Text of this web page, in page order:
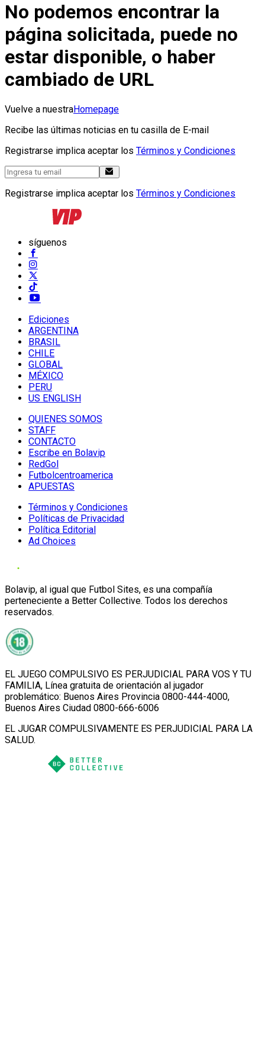
No podemos encontrar la
página solicitada, puede no
estar disponible, o haber
cambiado de URL
Vuelve a nuestraHomepage
Recibe las últimas noticias en tu casilla de E-mail
Registrarse implica aceptar los Términos y Condiciones
Registrarse implica aceptar los Términos y Condiciones
síguenos
Ediciones
ARGENTINA
BRASIL
CHILE
GLOBAL
MÉXICO
PERU
US ENGLISH
QUIENES SOMOS
STAFF
CONTACTO
Escribe en Bolavip
RedGol
Futbolcentroamerica
APUESTAS
Términos y Condiciones
Políticas de Privacidad
Política Editorial
Ad Choices
Bolavip, al igual que Futbol Sites, es una compañía
perteneciente a Better Collective. Todos los derechos
reservados.
EL JUEGO COMPULSIVO ES PERJUDICIAL PARA VOS Y TU
FAMILIA, Línea gratuita de orientación al jugador
problemático: Buenos Aires Provincia 0800-444-4000,
Buenos Aires Ciudad 0800-666-6006
EL JUGAR COMPULSIVAMENTE ES PERJUDICIAL PARA LA
SALUD.